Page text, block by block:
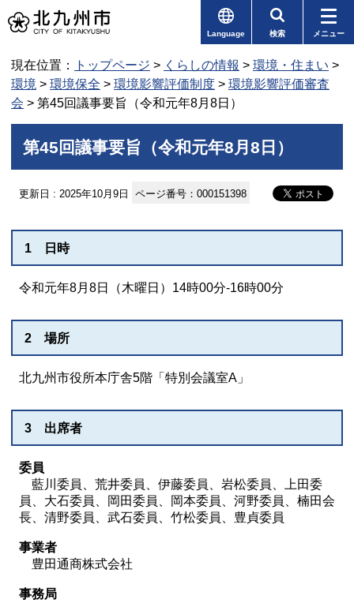
Language 検索 メニュー
現在位置： トップページ > くらしの情報 > 環境・住まい >
環境 > 環境保全 > 環境影響評価制度 > 環境影響評価審査
会 > 第45回議事要旨（令和元年8月8日）
第45回議事要旨（令和元年8月8日）
更新日 : 2025年10月9日 ページ番号：000151398
1 日時
令和元年8月8日（木曜日）14時00分-16時00分
2 場所
北九州市役所本庁舎5階「特別会議室A」
3 出席者
委員
藍川委員、荒井委員、伊藤委員、岩松委員、上田委
員、大石委員、岡田委員、岡本委員、河野委員、楠田会
長、清野委員、武石委員、竹松委員、豊貞委員
事業者
豊田通商株式会社
事務局